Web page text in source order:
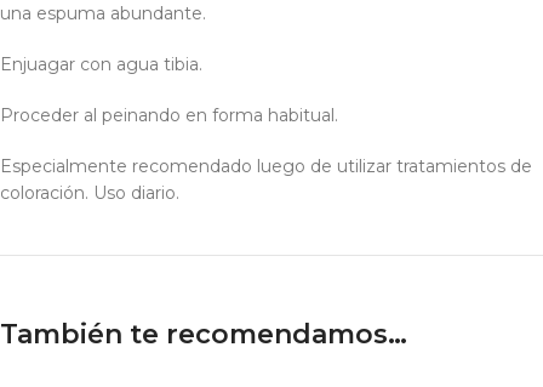
una espuma abundante.
Enjuagar con agua tibia.
Proceder al peinando en forma habitual.
Especialmente recomendado luego de utilizar tratamientos de
coloración. Uso diario.
También te recomendamos…